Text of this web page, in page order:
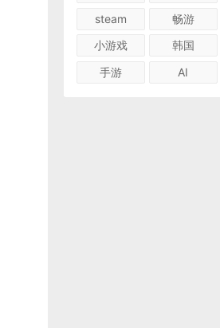
steam
畅游
小游戏
韩国
手游
AI